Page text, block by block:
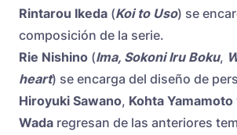
Rintarou Ikeda (Koi to Uso) se
composición de la serie.
Rie Nishino (Ima, Sokoni Iru Boku,
heart) se encarga del diseño de
Hiroyuki Sawano, Kohta Yamamoto
Wada regresan de las anteriores